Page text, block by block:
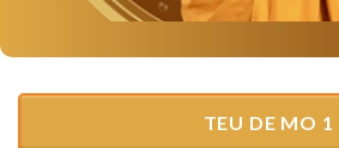
TEU DE MO 1